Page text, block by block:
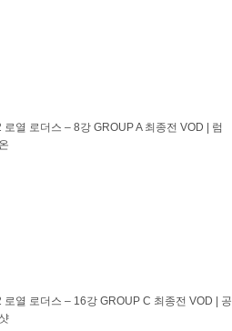
로열 로더스 – 8강 GROUP A 최종전 VOD | 럼
로열 로더스 – 16강 GROUP C 최종전 VOD | 공